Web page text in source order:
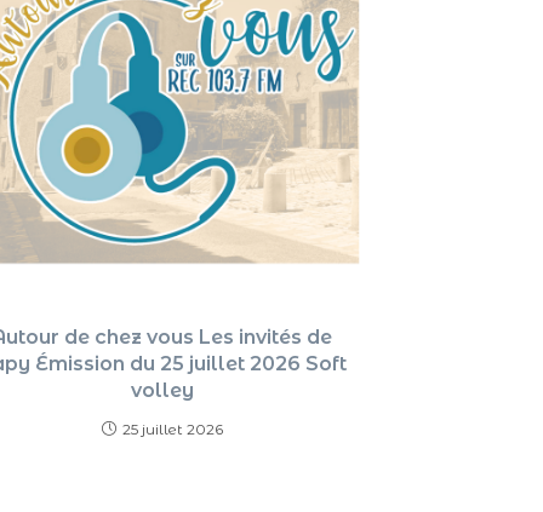
de chez vous Les invités de
Émission du 25 juillet 2026 Soft
volley
25 juillet 2026